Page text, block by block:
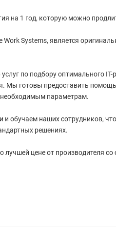
на 1 год, которую можно
Systems, является
по подбору оптимального IT-
Мы готовы предоставить
необходимым параметрам.
обучаем наших сотрудников,
решениях.
лучшей цене от производителя со